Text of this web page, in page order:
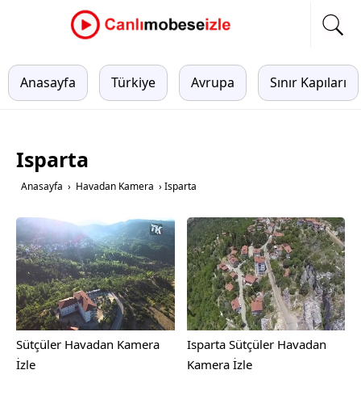
Anasayfa Türkiye Avrupa Sınır Kapıları
Isparta
Anasayfa › Havadan Kamera › Isparta
Sütçüler Havadan Kamera
İzle
Isparta Sütçüler Havadan
Kamera İzle